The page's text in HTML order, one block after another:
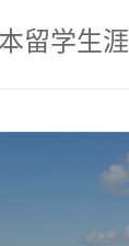
留学生涯